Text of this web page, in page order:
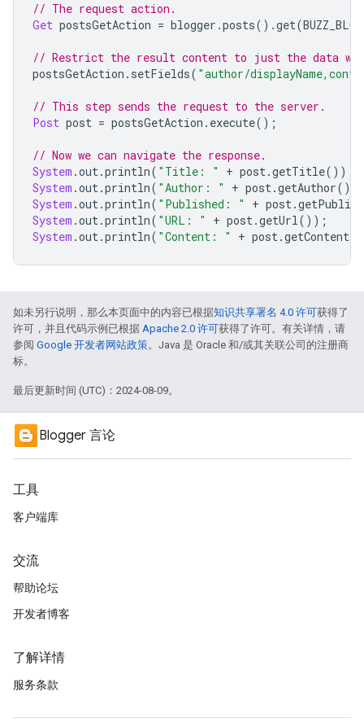
// The request action.
Get postsGetAction = blogger .posts().get(
// Restrict the result content to just the data we
postsGetAction . setFields( "author/
// This step sends the request to the server.
Post post = postsGetAction . execute();
// Now we can navigate the response.
System .out.println( "Title: " + post.getTitle());
System .out.println( "Author: " + post.getAuthor().
System .out.println( "Published: " + post.
System .out.println( "URL: " + post.getUrl());
System .out.println( "Content: " + post.getContent
如未另行说明，那么本页面中的内容已根据知识共享署名 4.0 许可获得了
许可，并且代码示例已根据 Apache 2.0 许可获得了许可。有关详情，请
参阅 Google 开发者网站政策。Java 是 Oracle 和/或其关联公司的注册商
标。
最后更新时间 (UTC)：2024-08-09。
Blogger 言论
工具
客户端库
交流
帮助论坛
开发者博客
了解详情
服务条款